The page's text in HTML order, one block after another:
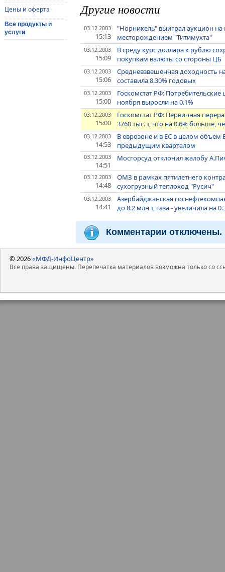
Цены и оферта
Все продукты и
услуги
Другие новости
03.12.2003
15:13
"Норникель" выиграл аукцион
месторождением "Титимухта"
03.12.2003
15:09
В среду курс доллара к рублю
покупкам валюты со стороны ЦБ
03.12.2003
15:06
Средневзвешенная доходность
составила 8.30% годовых
03.12.2003
15:00
Госкомстат РФ:
ноября выросли на 0.1%
03.12.2003
15:00
Госкомстат РФ: Первичная
3760 тыс. т, что на 0.6% больше,
03.12.2003
14:53
В еврозоне и в ЕС в целом объем
предыдущим кварталом
03.12.2003
14:51
Мосгорсуд отклонил жалобу
03.12.2003
14:48
ОМЗ в рамках пятилетнего
сухогрузный теплоход "Русич"
03.12.2003
14:41
Азербайджанская
до 8.2 млн т, газа - увеличила на
Комментарии отключены.
© 2026«МФД-ИнфоЦентр»
Все права защищены. Перепечатка материалов возможна только со